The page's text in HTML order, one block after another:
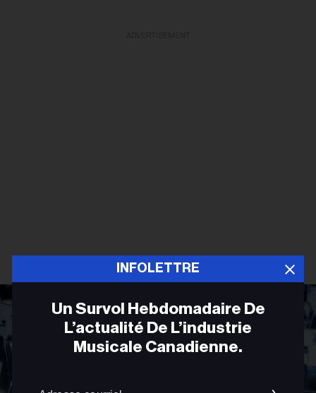
INFOLETTRE
Un Survol Hebdomadaire De
L’actualité De L’industrie
Musicale Canadienne.